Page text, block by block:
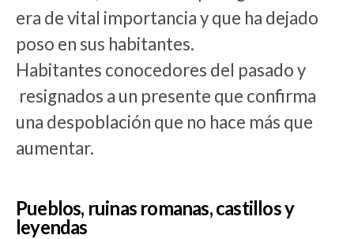
era de vital importancia y que ha dejado
poso en sus habitantes.
Habitantes conocedores del pasado y
resignados a un presente que confirma
una despoblación que no hace más que
aumentar.
Pueblos, ruinas romanas, castillos y
leyendas